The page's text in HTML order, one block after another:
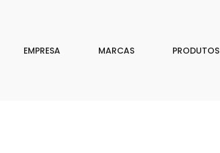
EMPRESA MARCAS PRODUTOS